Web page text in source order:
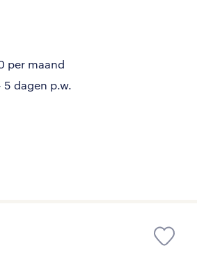
per maand
dagen p.w.